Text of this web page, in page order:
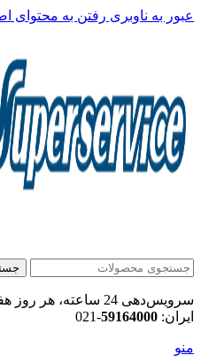
عبور به ناوبری رفتن به محتوای
سرویس‌دهی 24 ساعته،
ایران: 59164000
-021
منو